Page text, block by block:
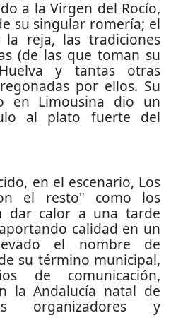
a la Virgen del Rocío,
su singular romería; el
reja, las tradiciones
(de las que toman su
y tantas otras
por ellos. Su
en Limousina dio un
al plato fuerte del
en el escenario, Los
el resto" como los
dar calor a una tarde
calidad en un
el nombre de
su término municipal,
de comunicación,
la Andalucía natal de
organizadores y